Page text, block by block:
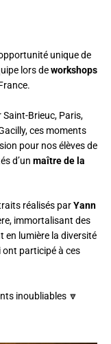
unique de
lors deworkshops
Saint-Brieuc, Paris,
ces moments
pour nos élèves de
d’un maître de la
réalisés parYann
immortalisant des
en lumière la diversité
ont participé à ces
inoubliables 🔽